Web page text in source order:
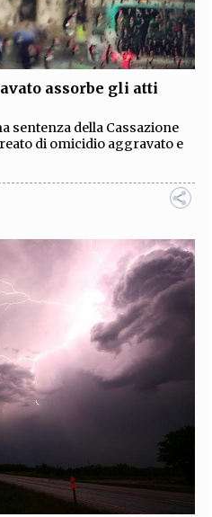
assorbe gli atti
sentenza della Cassazione
di omicidio aggravato e